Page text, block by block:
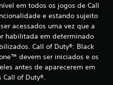
ç
õ
e
s
em todos os jogos de Call
e estando sujeito
acessados uma vez que a
habilitada em determinado
Call of Duty®: Black
devem ser iniciados e os
antes de aparecerem em
Call of Duty®.